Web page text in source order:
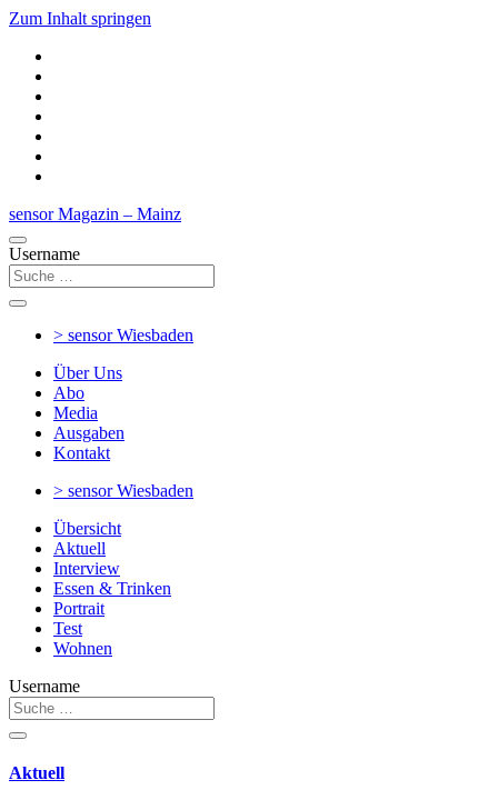
Zum Inhalt springen
sensor Magazin – Mainz
Username
> sensorWiesbaden
Über Uns
Abo
Media
Ausgaben
Kontakt
> sensorWiesbaden
Übersicht
Aktuell
Interview
Essen & Trinken
Portrait
Test
Wohnen
Username
Aktuell